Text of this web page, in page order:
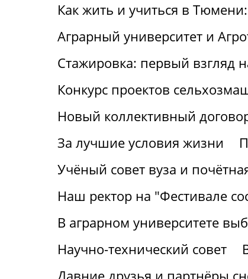
Как жить и учиться в
Аграрный университет и
Стажировка: первый взгляд
Конкурс проектов
Новый коллективный
За лучшие условия жизни
Учёный совет вуза и
Наш ректор на "Фестивале
В аграрном университете
Научно-технический совет
Давние друзья и партнёры